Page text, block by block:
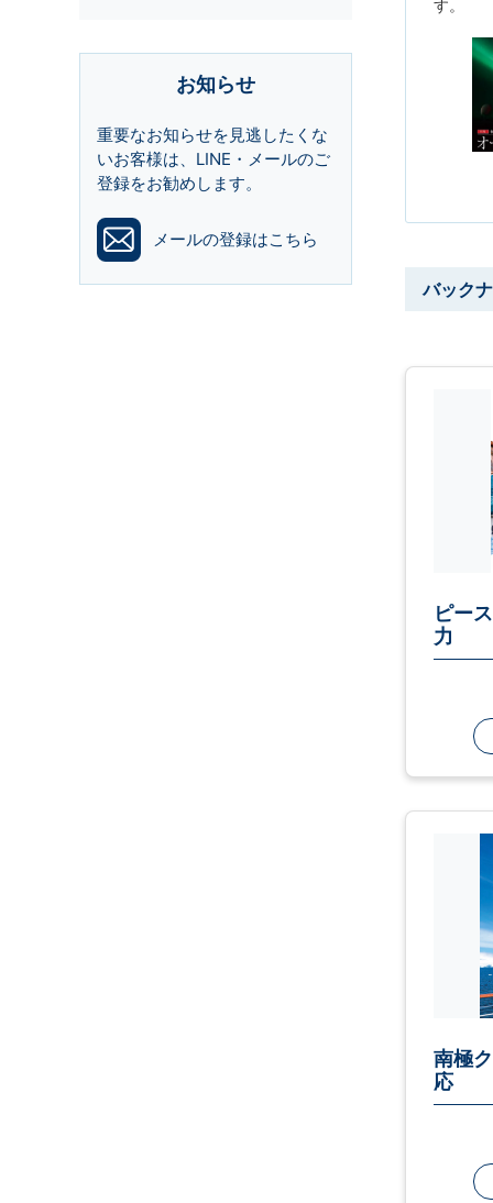
お知らせ
重要なお知らせを見逃したくな
いお客様は、LINE・メールのご
登録をお勧めします。
メールの登録はこちら
す。
バック
ピー
力
南極
応